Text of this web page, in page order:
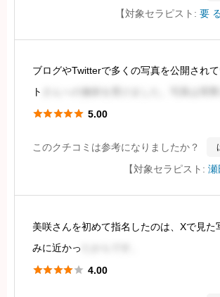
セラピストの方は、事前に抱いていたイ
違いましたが、細身で黒髪の清楚な
続きを見るには会員登録
【対象セラピスト: 要
ブログやTwitterで多くの写真を公開され
ト
ており、体型は細すぎず太すぎず、胸のサ
しかし、実際にお会いした際、写真と異
ま
 5.00
このクチコミは参考になりましたか？
【対象セラピスト: 瀬
美咲さんを初めて指名したのは、Xで見た
みに近かっ
 4.00